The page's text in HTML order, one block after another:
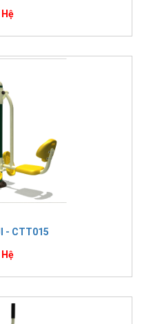
Hệ
- CTT015
Hệ